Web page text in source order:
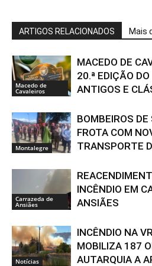
ARTIGOS RELACIONADOS Mais
Macedo de
Cavaleiros
MACEDO DE
20.ª EDIÇÃO
ANTIGOS E
Montalegre
BOMBEIROS
FROTA COM
TRANSPORTE
Carrazeda de
Ansiães
INCÊNDIO EM
ANSIÃES
Notícias
INCÊNDIO NA
MOBILIZA 187
AUTARQUIA A